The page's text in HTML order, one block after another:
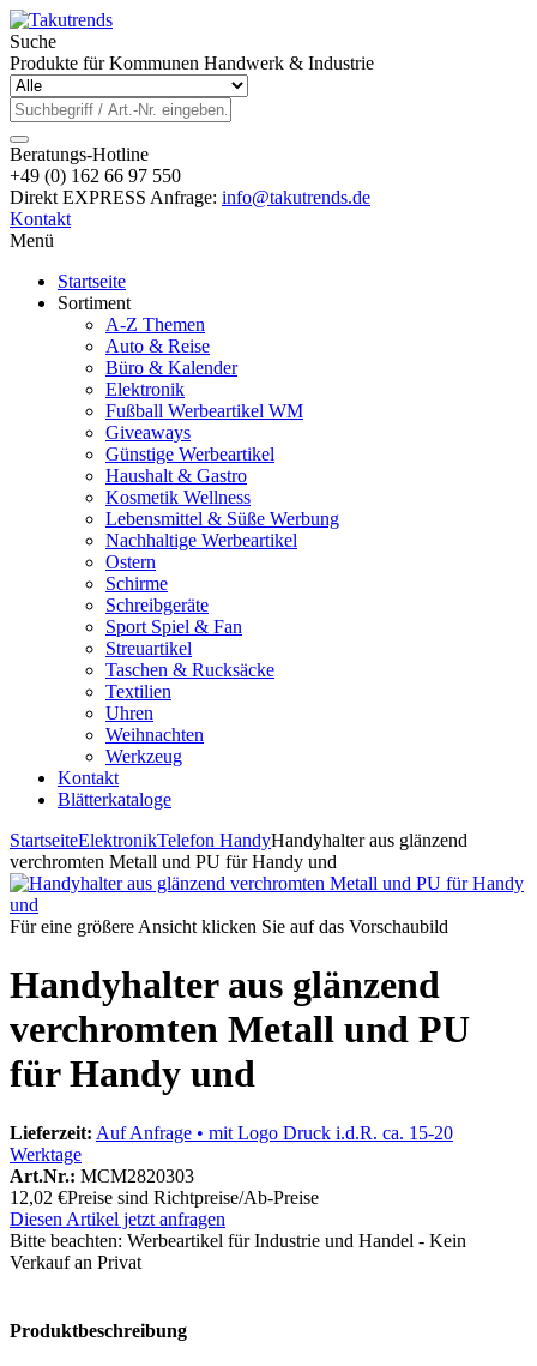
Suche
Produkte für Kommunen Handwerk & Industrie
Beratungs-Hotline
+49 (0) 162 66 97 550
Direkt EXPRESS Anfrage: info@takutrends.de
Kontakt
Menü
Startseite
Sortiment
A-Z Themen
Auto & Reise
Büro & Kalender
Elektronik
Fußball Werbeartikel WM
Giveaways
Günstige Werbeartikel
Haushalt & Gastro
Kosmetik Wellness
Lebensmittel & Süße Werbung
Nachhaltige Werbeartikel
Ostern
Schirme
Schreibgeräte
Sport Spiel & Fan
Streuartikel
Taschen & Rucksäcke
Textilien
Uhren
Weihnachten
Werkzeug
Kontakt
Blätterkataloge
StartseiteElektronikTelefon HandyHandyhalter aus glänzend
verchromten Metall und PU für Handy und
Für eine größere Ansicht klicken Sie auf das Vorschaubild
Handyhalter aus glänzend
verchromten Metall und PU
für Handy und
Lieferzeit: Auf Anfrage • mit Logo Druck i.d.R. ca. 15-20
Werktage
Art.Nr.: MCM2820303
12,02 €Preise sind Richtpreise/Ab-Preise
Diesen Artikel jetzt anfragen
Bitte beachten: Werbeartikel für Industrie und Handel - Kein
Verkauf an Privat
Produktbeschreibung